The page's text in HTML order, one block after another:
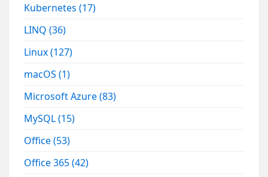
Kubernetes(17)
LINQ(36)
Linux(127)
macOS(1)
Microsoft Azure(83)
MySQL(15)
Office(53)
Office 365(42)